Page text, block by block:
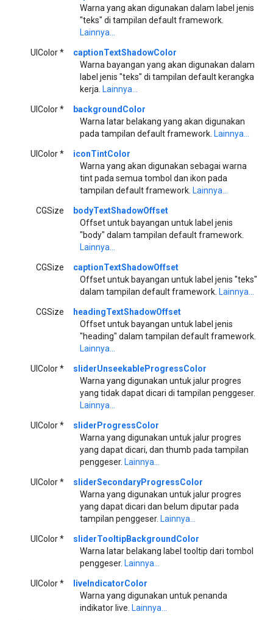
Warna yang akan digunakan dalam label jenis
"teks" di tampilan default framework.
Lainnya...
UIColor *
captionTextShadowColor
Warna bayangan yang akan digunakan dalam
label jenis "teks" di tampilan default kerangka
kerja. Lainnya...
UIColor *
backgroundColor
Warna latar belakang yang akan digunakan
pada tampilan default framework. Lainnya...
UIColor *
iconTintColor
Warna yang akan digunakan sebagai warna
tint pada semua tombol dan ikon pada
tampilan default framework. Lainnya...
CGSize
bodyTextShadowOffset
Offset untuk bayangan untuk label jenis
"body" dalam tampilan default framework.
Lainnya...
CGSize
captionTextShadowOffset
Offset untuk bayangan untuk label jenis "teks"
dalam tampilan default framework. Lainnya...
CGSize
headingTextShadowOffset
Offset untuk bayangan untuk label jenis
"heading" dalam tampilan default framework.
Lainnya...
UIColor *
sliderUnseekableProgressColor
Warna yang digunakan untuk jalur progres
yang tidak dapat dicari di tampilan penggeser.
Lainnya...
UIColor *
sliderProgressColor
Warna yang digunakan untuk jalur progres
yang dapat dicari, dan thumb pada tampilan
penggeser. Lainnya...
UIColor *
sliderSecondaryProgressColor
Warna yang digunakan untuk jalur progres
yang dapat dicari dan belum diputar pada
tampilan penggeser. Lainnya...
UIColor *
sliderTooltipBackgroundColor
Warna latar belakang label tooltip dari tombol
penggeser. Lainnya...
UIColor *
liveIndicatorColor
Warna yang digunakan untuk penanda
indikator live. Lainnya...